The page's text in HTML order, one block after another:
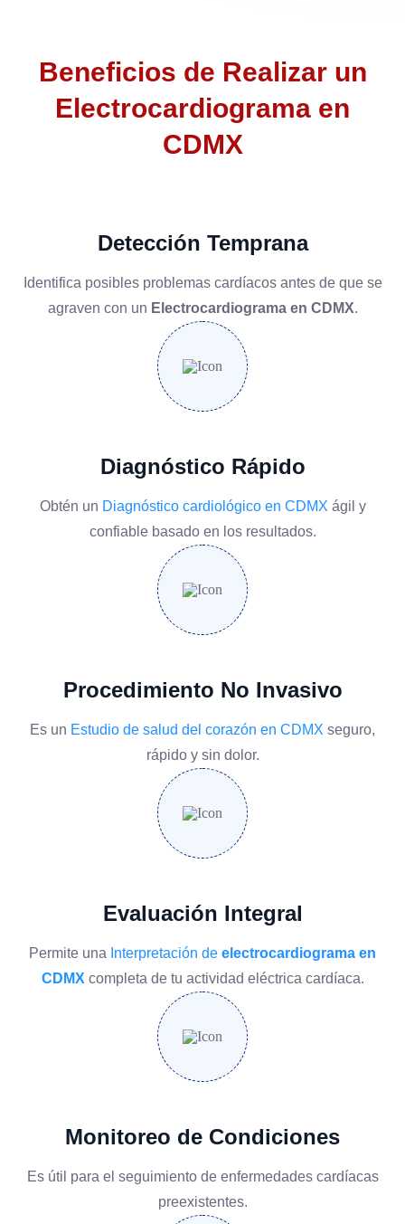
Beneficios de Realizar un
Electrocardiograma en
CDMX
Detección Temprana
Identifica posibles problemas cardíacos antes de que se
agraven con un Electrocardiograma en CDMX.
Diagnóstico Rápido
Obtén un Diagnóstico cardiológico en CDMX ágil y
confiable basado en los resultados.
Procedimiento No Invasivo
Es un Estudio de salud del corazón en CDMX seguro,
rápido y sin dolor.
Evaluación Integral
Permite una Interpretación de electrocardiograma en
CDMX completa de tu actividad eléctrica cardíaca.
Monitoreo de Condiciones
Es útil para el seguimiento de enfermedades cardíacas
preexistentes.